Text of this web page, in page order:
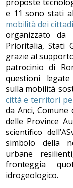
proposte
e 11 sono stati
mobilità dei
organizzato da
Prioritalia, Stati
grazie al
patrocinio di
questioni legate
sulla mobilità
città e territori
da Anci, Comune
delle Province
scientifico
simbolo della
urbane
fronteggia
idrogeologico.